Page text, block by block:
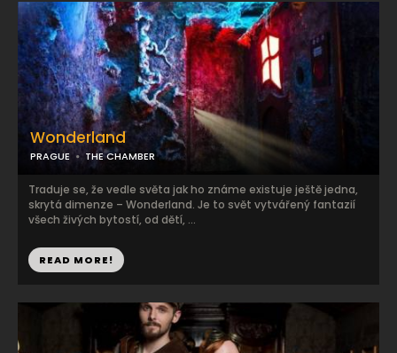
Wonderland
PRAGUE THE CHAMBER
Traduje se, že vedle světa jak ho známe existuje ještě jedna,
skrytá dimenze – Wonderland. Je to svět vytvářený fantazií
všech živých bytostí, od dětí, ...
READ MORE!